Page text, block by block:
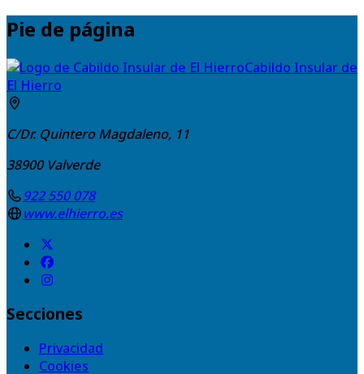
Pie de página
Cabildo Insular de
El Hierro
C/Dr. Quintero Magdaleno, 11
38900 Valverde
922 550 078
www.elhierro.es
Secciones
Privacidad
Cookies